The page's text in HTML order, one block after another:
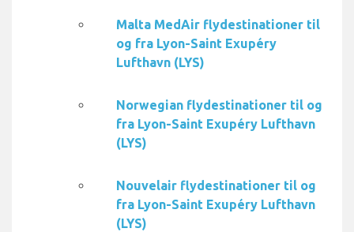
Malta MedAir flydestinationer til
og fra Lyon-Saint Exupéry
Lufthavn (LYS)
Norwegian flydestinationer til og
fra Lyon-Saint Exupéry Lufthavn
(LYS)
Nouvelair flydestinationer til og
fra Lyon-Saint Exupéry Lufthavn
(LYS)